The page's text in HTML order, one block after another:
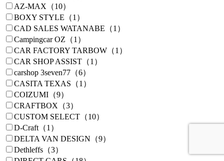
AZ-MAX（10）
BOXY STYLE（1）
CAD SALES WATANABE（1）
Campingcar OZ（1）
CAR FACTORY TARBOW（1）
CAR SHOP ASSIST（1）
carshop 3seven77（6）
CASITA TEXAS（1）
COIZUMI（9）
CRAFTBOX（3）
CUSTOM SELECT（10）
D-Craft（1）
DELTA VAN DESIGN（9）
Dethleffs（3）